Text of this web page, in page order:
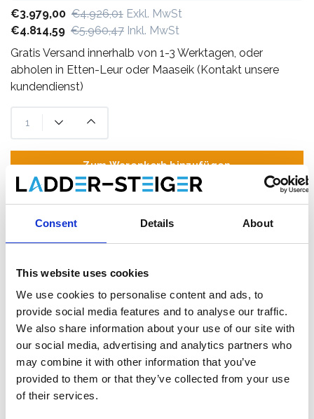
Consent Details About
This website uses cookies
We use cookies to personalise content and ads, to
provide social media features and to analyse our traffic.
We also share information about your use of our site with
our social media, advertising and analytics partners who
may combine it with other information that you’ve
provided to them or that they’ve collected from your use
of their services.
€3.979,00 €4.926,01 Exkl. MwSt
€4.814,59 €5.960,47 Inkl. MwSt
Gratis Versand innerhalb von 1-3 Werktagen, oder
abholen in Etten-Leur oder Maaseik (Kontakt unsere
kundendienst)
Zum Warenkorb hinzufügen
Produktinformation Ähnliche Produkte
Beschreibung
DasASC Universal-Rollgerüst 135x190